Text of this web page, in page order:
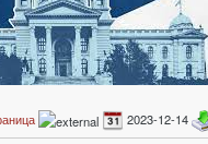
2023-12-14